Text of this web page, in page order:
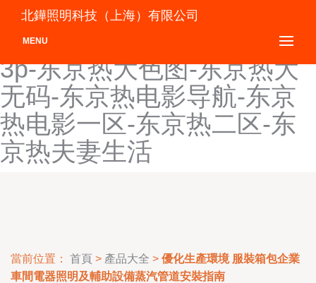
东京热大99-东京热大乱w-
东京热大轮奸-东京热大屁股
3p-东京热大色图-东京热大
无码-东京热电影导航-东京
热电影一区-东京热二区-东
京热夫妻生活
北鏵照明科技（上海）有限公司
MENU
當前位置： 首頁 > 產品大全 > 優化生產環境 服裝箱包企業
車間電器照明及輔助設備蒸汽管道安裝指南